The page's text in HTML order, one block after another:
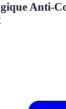
Anti-